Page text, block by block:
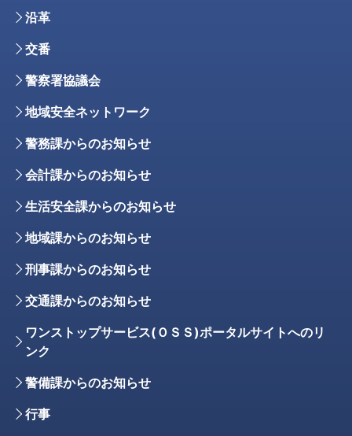
沿革
交番
警察署協議会
地域安全ネットワーク
警務課からのお知らせ
会計課からのお知らせ
生活安全課からのお知らせ
地域課からのお知らせ
刑事課からのお知らせ
交通課からのお知らせ
ワンストップサービス(ＯＳＳ)ポータルサイトへのリ
ンク
警備課からのお知らせ
行事